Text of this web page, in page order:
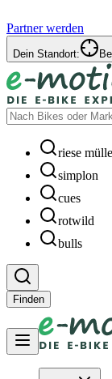
Partner werden
Dein Standort:
riese
simplon
cues
rotwild
bulls
Finden